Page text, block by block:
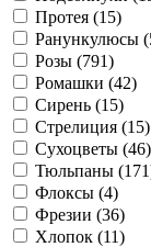
Протея (15)
Ранункулюсы (
Розы (791)
Ромашки (42)
Сирень (15)
Стрелиция (15)
Сухоцветы (46)
Тюльпаны (171
Флоксы (4)
Фрезии (36)
Хлопок (11)